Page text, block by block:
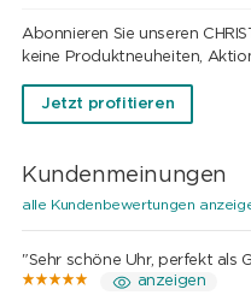
Abonnieren Sie unseren
keine Produktneuheiten,
Jetzt profitieren
Kundenmeinungen
alle Kundenbewertungen
"Sehr schöne Uhr, perfekt als
anzeigen